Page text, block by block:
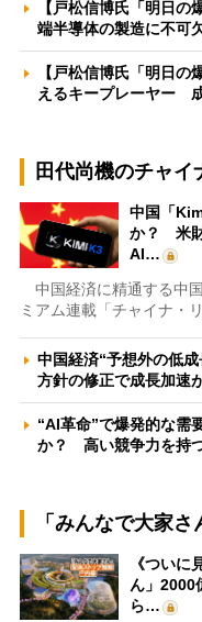
【戸松信博氏「明日
端半導体の製造に不可
【戸松信博氏「明日
えるキープレーヤー
田代尚機のチャイ
中国「
か？ 米財
AI…
中国経済に精通する中
ミアム連載「チャイナ・
中国経済“予想外の低
方針の修正で成長加速
“AI革命”で爆発的な需
か？ 高い競争力を持
「みんなで大家
《ついに
ん」2000
ら…